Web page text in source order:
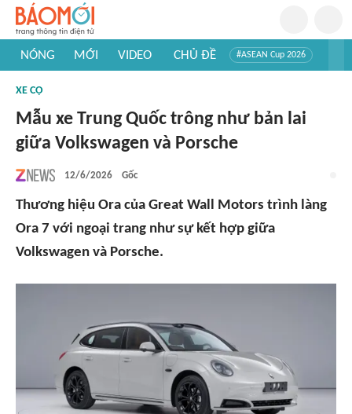
NÓNG MỚI VIDEO CHỦ ĐỀ #ASEAN Cup 2026
#Khám phá thế giới
XE CỘ
Mẫu xe Trung Quốc trông như bản lai
giữa Volkswagen và Porsche
12/6/2026 Gốc
Thương hiệu Ora của Great Wall Motors trình làng
Ora 7 với ngoại trang như sự kết hợp giữa
Volkswagen và Porsche.